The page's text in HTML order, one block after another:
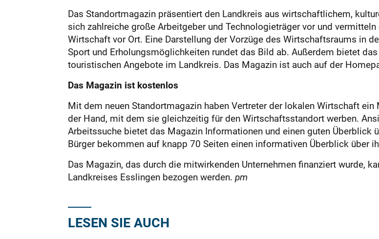
Das Standortmagazin präsentiert den Landkreis aus wirtschaftlichem,
sich zahlreiche große Arbeitgeber und Technologieträger vor und
Wirtschaft vor Ort. Eine Darstellung der Vorzüge des Wirtschaftsraums in
Sport und Erholungsmöglichkeiten rundet das Bild ab. Außerdem bietet
touristischen Angebote im Landkreis. Das Magazin ist auch auf der
Das Magazin ist kostenlos
Mit dem neuen Standortmagazin haben Vertreter der lokalen Wirtschaft
der Hand, mit dem sie gleichzeitig für den Wirtschaftsstandort werben.
Arbeitssuche bietet das Magazin Informationen und einen guten Überblick
Bürger bekommen auf knapp 70 Seiten einen informativen Überblick über
Das Magazin, das durch die mitwirkenden Unternehmen finanziert wurde,
Landkreises Esslingen bezogen werden. pm
LESEN SIE AUCH